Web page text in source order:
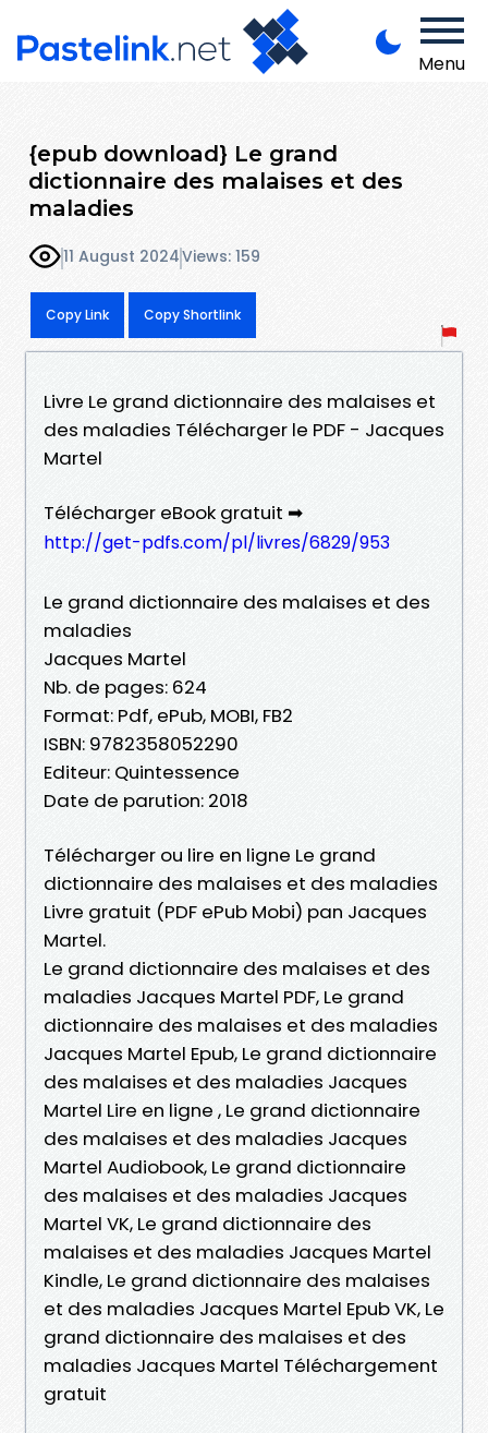
Menu
{epub download} Le grand
dictionnaire des malaises et des
maladies
11 August 2024Views: 159
Copy Link Copy Shortlink
Livre Le grand dictionnaire des malaises et
des maladies Télécharger le PDF - Jacques
Martel
Télécharger eBook gratuit ➡
http://get-pdfs.com/pl/livres/6829/953
Le grand dictionnaire des malaises et des
maladies
Jacques Martel
Nb. de pages: 624
Format: Pdf, ePub, MOBI, FB2
ISBN: 9782358052290
Editeur: Quintessence
Date de parution: 2018
Télécharger ou lire en ligne Le grand
dictionnaire des malaises et des maladies
Livre gratuit (PDF ePub Mobi) pan Jacques
Martel.
Le grand dictionnaire des malaises et des
maladies Jacques Martel PDF, Le grand
dictionnaire des malaises et des maladies
Jacques Martel Epub, Le grand dictionnaire
des malaises et des maladies Jacques
Martel Lire en ligne , Le grand dictionnaire
des malaises et des maladies Jacques
Martel Audiobook, Le grand dictionnaire
des malaises et des maladies Jacques
Martel VK, Le grand dictionnaire des
malaises et des maladies Jacques Martel
Kindle, Le grand dictionnaire des malaises
et des maladies Jacques Martel Epub VK, Le
grand dictionnaire des malaises et des
maladies Jacques Martel Téléchargement
gratuit